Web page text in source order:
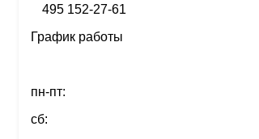
495 152-27-61
График работы
пн-пт:
сб: